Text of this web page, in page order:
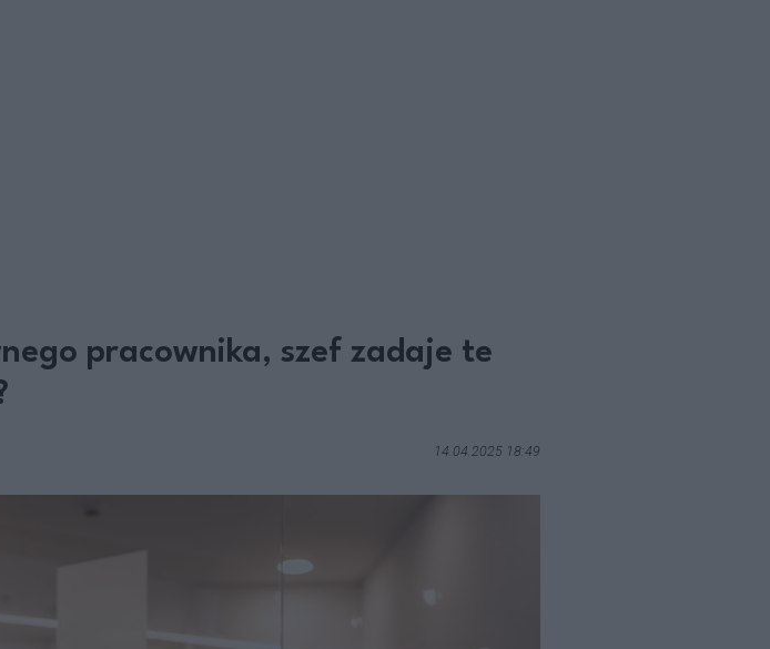
pracownika, szef zadaje te
14.04.2025 18:49